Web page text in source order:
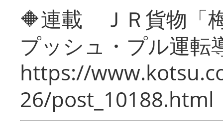
🔶連載 ＪＲ貨物「
プッシュ・プル運転
https://
26/post_10188.html